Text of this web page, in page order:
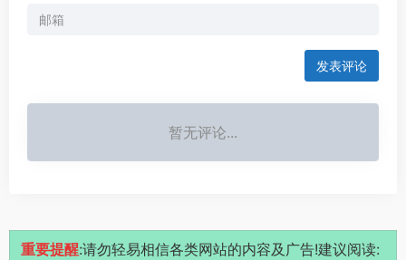
发表评论
暂无评论...
重要提醒:请勿轻易相信各类网站的内容及广告!建议阅读: